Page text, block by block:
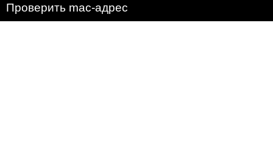
Проверить mac-адрес